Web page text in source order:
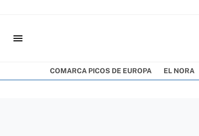
menu
COMARCA PICOS DE EUROPA EL NORA